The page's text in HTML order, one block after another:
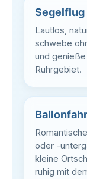
Lautlos,
schwebe
und
Ruhrgebiet.
oder -
kleine
ruhig mit